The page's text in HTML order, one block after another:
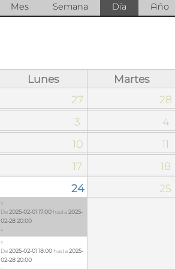
Solapas principales
Mes Semana Día (solapaAño
Lunes Martes
27
28
3
4
10
11
17
18
24
25
«
De2025-02-01 17:00 hasta2025-
02-28 20:00
»
«
De2025-02-01 18:00 hasta2025-
02-28 20:00